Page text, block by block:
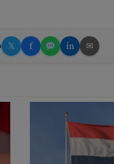
𝕏 f in ✉